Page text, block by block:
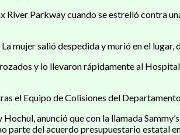
Parkway cuando se estrelló contra
mujer salió despedida y murió en el
y lo llevaron rápidamente al
el Equipo de Colisiones del
anunció que con la llamada
parte del acuerdo presupuestario estatal